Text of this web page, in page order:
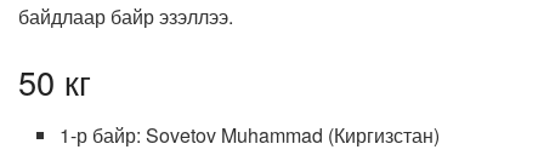
байдлаар байр эзэллээ.
50 кг
1-р байр: Sovetov Muhammad (Киргизстан)